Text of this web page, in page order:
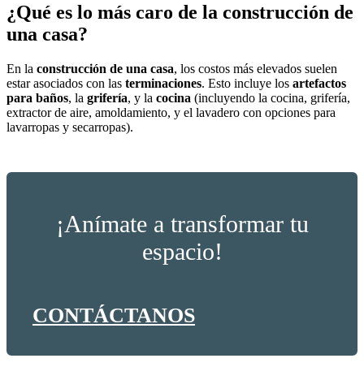
¿Qué es lo más caro de la construcción de
una casa?
En la construcción de una casa, los costos más elevados suelen
estar asociados con las terminaciones. Esto incluye los artefactos
para baños, la grifería, y la cocina (incluyendo la cocina, grifería,
extractor de aire, amoldamiento, y el lavadero con opciones para
lavarropas y secarropas).
¡Anímate a transformar tu
espacio!
CONTÁCTANOS